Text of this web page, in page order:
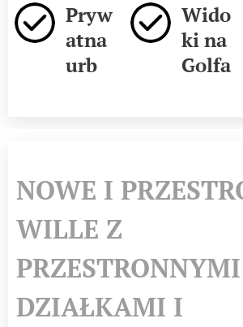
Pryw
atna
urb
Wido
ki na
Golfa
NOWE I
WILLE Z
PRZESTRONNYMI
DZIAŁKAMI I